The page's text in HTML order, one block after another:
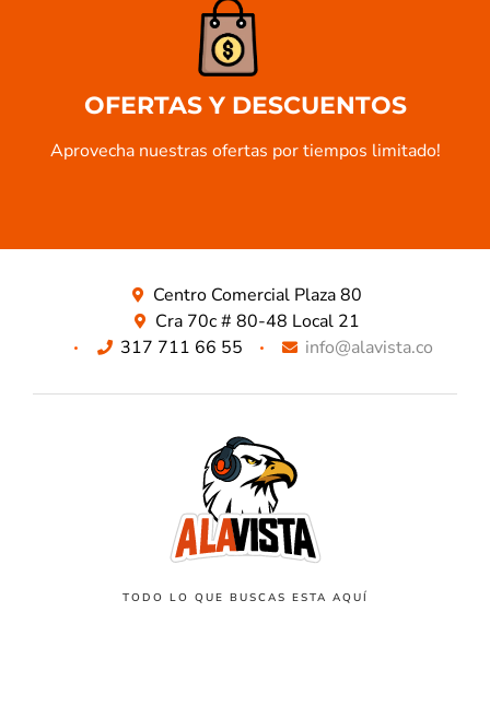
OFERTAS Y DESCUENTOS
Aprovecha nuestras ofertas por tiempos limitado!​
Centro Comercial Plaza 80
Cra 70c # 80-48 Local 21
317 711 66 55
info@alavista.co
TODO LO QUE BUSCAS ESTA AQUÍ